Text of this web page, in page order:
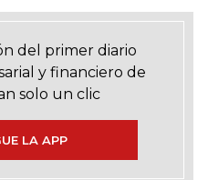
del primer diario
y financiero de
solo un clic
LA APP